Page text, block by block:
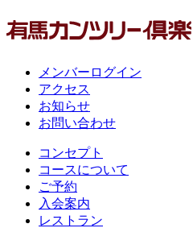
メンバーログイン
アクセス
お知らせ
お問い合わせ
コンセプト
コースについて
ご予約
入会案内
レストラン